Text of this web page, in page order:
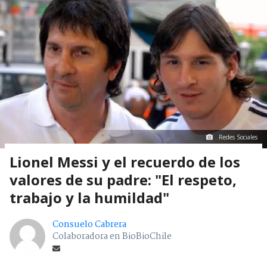
Redes Sociales
Lionel Messi y el recuerdo de los
valores de su padre: "El respeto,
trabajo y la humildad"
Consuelo Cabrera
Colaboradora en BioBioChile